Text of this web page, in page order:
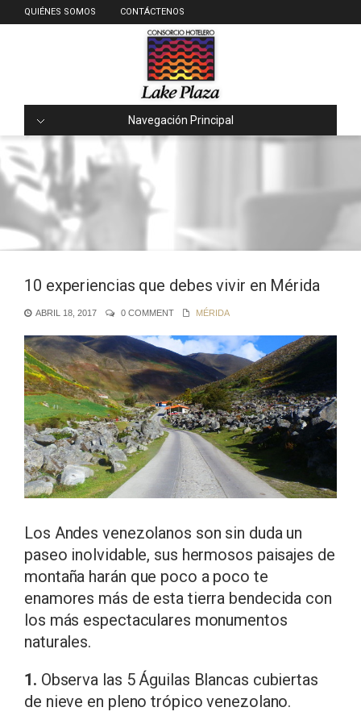
QUIÉNES SOMOS CONTÁCTENOS
Navegación Principal
10 experiencias que debes vivir en Mérida
ABRIL 18, 2017 0 COMMENT MÉRIDA
Los Andes venezolanos son sin duda un
paseo inolvidable, sus hermosos paisajes de
montaña harán que poco a poco te
enamores más de esta tierra bendecida con
los más espectaculares monumentos
naturales.
1. Observa las 5 Águilas Blancas cubiertas
de nieve en pleno trópico venezolano.